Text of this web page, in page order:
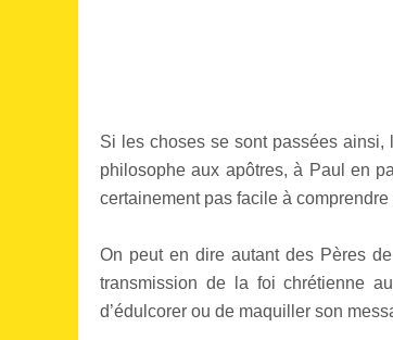
Si les choses se sont passées ainsi,
philosophe aux apôtres, à Paul en
certainement pas facile à comprendre
On peut en dire autant des Pères
transmission de la foi chrétienne
d’édulcorer ou de maquiller son